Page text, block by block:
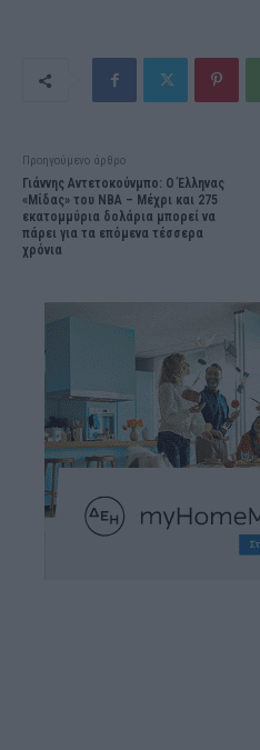
Προηγούμενο άρθρο
Γιάννης Αντετοκούνμπο: Ο Έλληνας
«Μίδας» του NBA – Μέχρι και 275
εκατομμύρια δολάρια μπορεί να
πάρει για τα επόμενα τέσσερα
χρόνια